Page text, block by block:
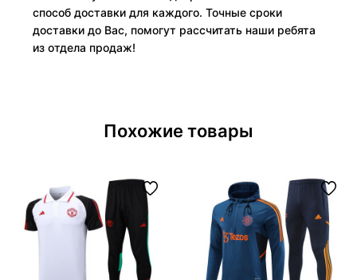
способ доставки для каждого. Точные сроки
доставки до Вас, помогут рассчитать наши ребята
из отдела продаж!
Похожие товары